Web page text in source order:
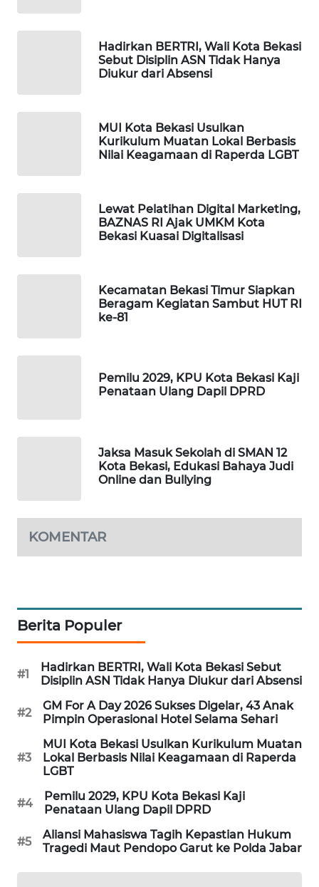
Hadirkan BERTRI, Wali Kota Bekasi
Sebut Disiplin ASN Tidak Hanya
Diukur dari Absensi
MUI Kota Bekasi Usulkan
Kurikulum Muatan Lokal Berbasis
Nilai Keagamaan di Raperda LGBT
Lewat Pelatihan Digital Marketing,
BAZNAS RI Ajak UMKM Kota
Bekasi Kuasai Digitalisasi
Kecamatan Bekasi Timur Siapkan
Beragam Kegiatan Sambut HUT RI
ke-81
Pemilu 2029, KPU Kota Bekasi Kaji
Penataan Ulang Dapil DPRD
Jaksa Masuk Sekolah di SMAN 12
Kota Bekasi, Edukasi Bahaya Judi
Online dan Bullying
KOMENTAR
Berita Populer
#1
Hadirkan BERTRI, Wali Kota Bekasi Sebut
Disiplin ASN Tidak Hanya Diukur dari Absensi
#2
GM For A Day 2026 Sukses Digelar, 43 Anak
Pimpin Operasional Hotel Selama Sehari
#3
MUI Kota Bekasi Usulkan Kurikulum Muatan
Lokal Berbasis Nilai Keagamaan di Raperda
LGBT
#4
Pemilu 2029, KPU Kota Bekasi Kaji
Penataan Ulang Dapil DPRD
#5
Aliansi Mahasiswa Tagih Kepastian Hukum
Tragedi Maut Pendopo Garut ke Polda Jabar
MARITIM
NEWS
ANUGERAH
NEWS
AKHLAK
PERAPKI
NEWS
SONYA
ASA